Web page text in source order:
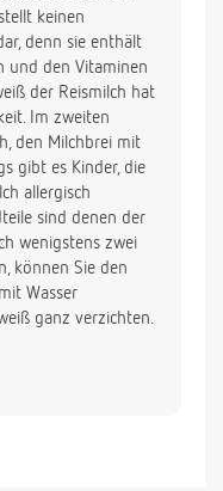
keinen
denn sie enthält
und den Vitaminen
der Reismilch hat
Im zweiten
den Milchbrei mit
gibt es Kinder, die
allergisch
sind denen der
wenigstens zwei
können Sie den
Wasser
ganz verzichten.